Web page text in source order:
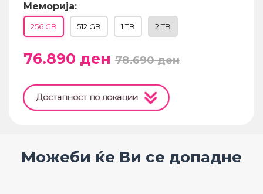
Меморија:
256 GB 512 GB 1 TB 2 TB
76.890 ден 78.690ден
Достапност по локации
Можеби ќе Ви се допадне